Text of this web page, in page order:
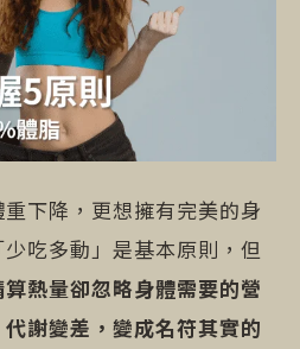
下降，更想擁有完美的身
吃多動」是基本原則，但
熱量卻忽略身體需要的營
謝變差，變成名符其實的